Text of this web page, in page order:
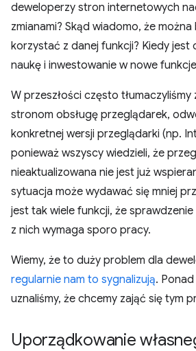
deweloperzy stron internetowych
zmianami? Skąd wiadomo, że
korzystać z danej funkcji? Kiedy jest
naukę i inwestowanie w nowe
W przeszłości często
stronom obsługę przeglądarek,
konkretnej wersji przeglądarki (np.
ponieważ wszyscy wiedzieli, że
nieaktualizowana nie jest już
sytuacja może wydawać się mniej
jest tak wiele funkcji, że
z nich wymaga sporo pracy.
Wiemy, że to duży problem dla
regularnie nam to sygnalizują.
uznaliśmy, że chcemy zająć się tym
Uporządkowanie